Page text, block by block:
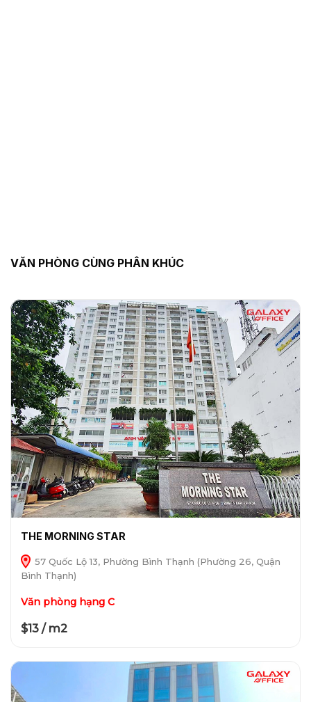
VĂN PHÒNG CÙNG PHÂN KHÚC
THE MORNING STAR
57 Quốc Lộ 13, Phường Bình Thạnh (Phường 26, Quận
Bình Thạnh)
Văn phòng hạng C
$13 / m2